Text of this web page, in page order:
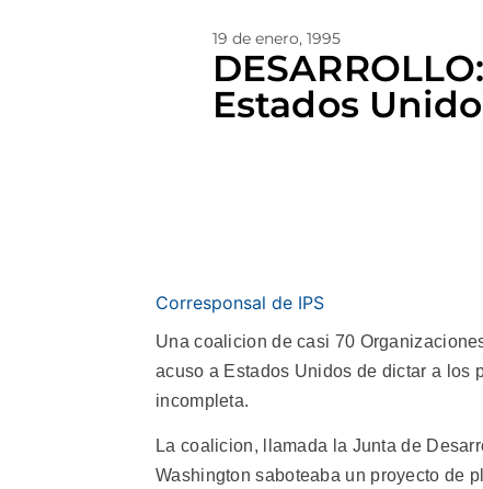
19 de enero, 1995
Estados
Corresponsal de IPS
Una coalicion de casi 70
acuso a Estados Unidos de dictar a los
incompleta.
La coalicion, llamada la Junta de
Washington saboteaba un proyecto de